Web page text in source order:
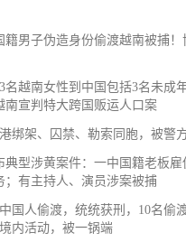
籍男子伪造身份偷渡越南被捕！
名越南女性到中国包括3名未成
南宣判特大跨国贩运人口案
绑架、囚禁、勒索同胞，被警方
典型涉黄案件：一中国籍老板雇
；有主持人、演员涉案被捕
国人偷渡，统统获刑，10名偷
内活动，被一锅端